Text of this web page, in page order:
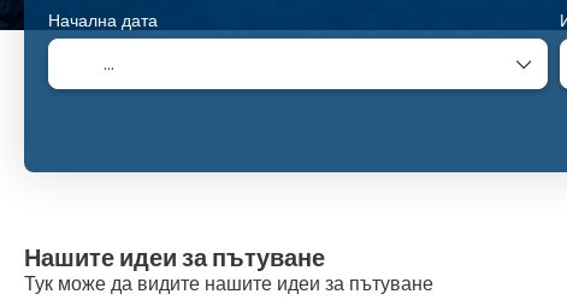
Начална дата
Нашите идеи за пътуване
Тук може да видите нашите идеи за пътуване